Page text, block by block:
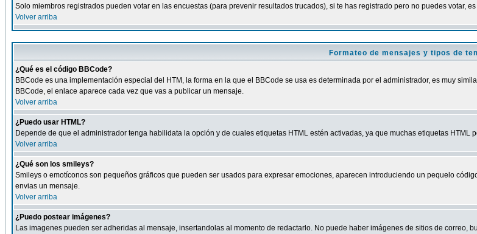
Solo miembros registrados pueden votar en las encuestas (para prevenir resultados trucados), si te has registrado pero no puedes votar,
Volver arriba
Formateo de mensajes y tipos de
¿Qué es el código BBCode?
BBCode es una implementación especial del HTM, la forma en la que el BBCode se usa es determinada por el administrador, es muy
BBCode, el enlace aparece cada vez que vas a publicar un mensaje.
Volver arriba
¿Puedo usar HTML?
Depende de que el administrador tenga habilidata la opción y de cuales etiquetas HTML estén activadas, ya que muchas etiquetas HTML
Volver arriba
¿Qué son los smileys?
Smileys o emotíconos son pequeños gráficos que pueden ser usados para expresar emociones, aparecen introduciendo un pequelo
envias un mensaje.
Volver arriba
¿Puedo postear imágenes?
Las imagenes pueden ser adheridas al mensaje, insertandolas al momento de redactarlo. No puede haber imágenes de sitios de correo,